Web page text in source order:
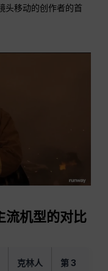
头移动的创作者的首
流机型的对比
克林人
第 3